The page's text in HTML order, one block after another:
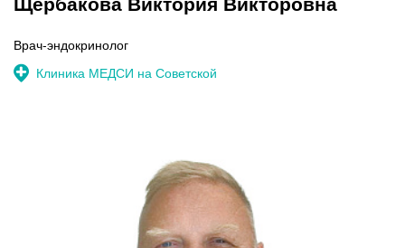
Врач-эндокринолог
Клиника МЕДСИ на Советской